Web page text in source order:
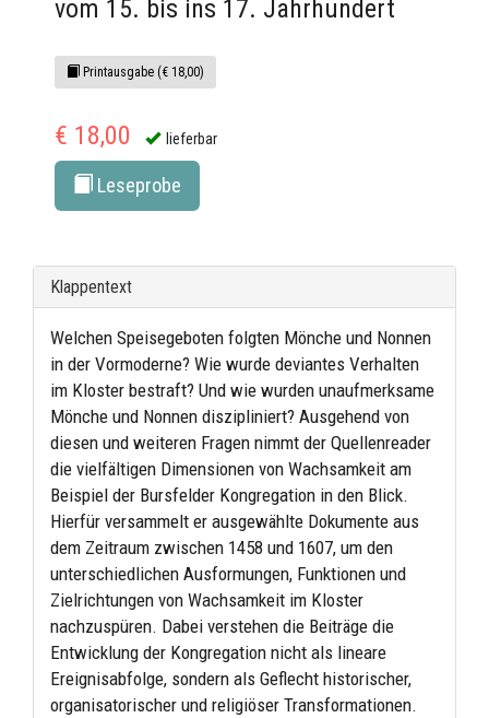
vom 15. bis ins 17. Jahrhundert
Printausgabe (€ 18,00)
€ 18,00 lieferbar
Leseprobe
Klappentext
Welchen Speisegeboten folgten Mönche und Nonnen
in der Vormoderne? Wie wurde deviantes Verhalten
im Kloster bestraft? Und wie wurden unaufmerksame
Mönche und Nonnen diszipliniert? Ausgehend von
diesen und weiteren Fragen nimmt der Quellenreader
die vielfältigen Dimensionen von Wachsamkeit am
Beispiel der Bursfelder Kongregation in den Blick.
Hierfür versammelt er ausgewählte Dokumente aus
dem Zeitraum zwischen 1458 und 1607, um den
unterschiedlichen Ausformungen, Funktionen und
Zielrichtungen von Wachsamkeit im Kloster
nachzuspüren. Dabei verstehen die Beiträge die
Entwicklung der Kongregation nicht als lineare
Ereignisabfolge, sondern als Geflecht historischer,
organisatorischer und religiöser Transformationen.